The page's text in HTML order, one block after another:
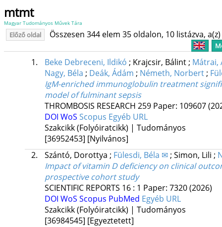
mtmt
Magyar Tudományos Művek Tára
Előző oldal Összesen 344 elem 35 oldalon, 10 listázva,
1. Beke Debreceni, Ildikó ; Krajcsir, Bálint; Mátrai,
Nagy, Béla ; Deák, Ádám ; Németh, Norbert;
IgM-enriched immunoglobulin treatment
model of fulminant sepsis
THROMBOSIS RESEARCH 259 Paper: 109607
DOI WoS Scopus Egyéb URL
Szakcikk (Folyóiratcikk) | Tudományos
[36952453] [Nyilvános]
2.
Szántó, Dorottya ; Fülesdi, Béla ✉; Simon, Lili ;
Impact of vitamin D deficiency on clinical
prospective cohort study
SCIENTIFIC REPORTS 16: 1 Paper: 7320(2026)
DOI WoS Scopus PubMed Egyéb URL
Szakcikk (Folyóiratcikk) | Tudományos
[36984545] [Egyeztetett]